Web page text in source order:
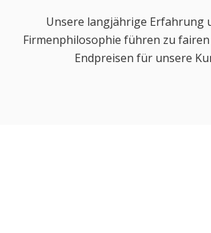
Unsere langjährige Erfahrung
Firmenphilosophie führen zu
Endpreisen für unsere